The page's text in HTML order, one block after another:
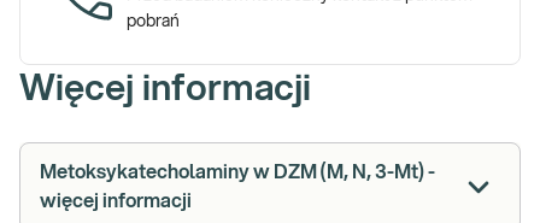
pobrań
Więcej informacji
Metoksykatecholaminy w DZM (M, N, 3-Mt) -
więcej informacji